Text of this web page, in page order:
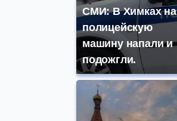
СМИ: В Химках на
полицейскую
машину напали и
подожгли.